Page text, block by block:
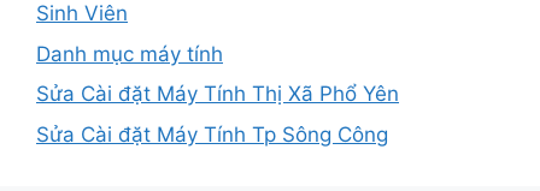
Sinh Viên
Danh mục máy tính
Sửa Cài đặt Máy Tính Thị Xã Phổ Yên
Sửa Cài đặt Máy Tính Tp Sông Công